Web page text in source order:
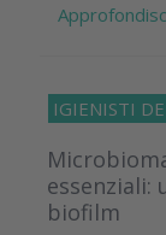
IGIENISTI
essenziali:
biofilm